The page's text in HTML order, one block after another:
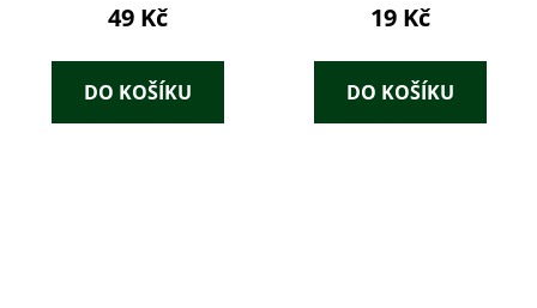
49 Kč
DO KOŠÍKU
19 Kč
DO KOŠÍKU